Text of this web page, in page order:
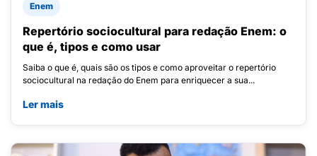
Enem
Repertório sociocultural para redação Enem: o
que é, tipos e como usar
Saiba o que é, quais são os tipos e como aproveitar o repertório
sociocultural na redação do Enem para enriquecer a sua...
Ler mais